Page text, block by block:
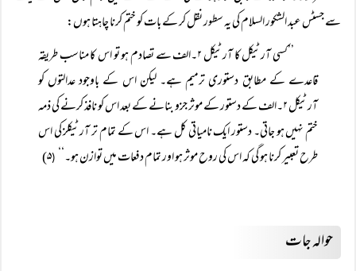
سے جسٹس عبد الشکور السلام کی یہ سطور نقل کر کے بات کو ختم کرنا چاہتا ہوں:
’’کسی آرٹیکل کا آرٹیکل ۲۔الف سے تصادم ہو تو اس کا مناسب طریقہ
قاعدے کے مطابق دستوری ترمیم ہے۔ لیکن اس کے باوجود عدالتوں کو
آرٹیکل ۲۔الف کے دستور کے موثر جزو بنانے کے بعد اس کو نافذ کرنے کی ذمہ
ختم نہیں ہو جاتی۔ دستور ایک نامیاتی کل ہے۔ اس کے تمام تر آرٹیکلز کی اس
طرح تعبیر کرنا ہو گی کہ اس کی روح موثر ہو اور تمام دفعات میں توازن ہو۔‘‘
(۵)
حوالہ جات